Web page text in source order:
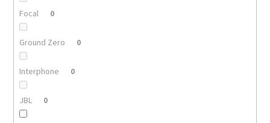
Focal 0
Ground Zero 0
Interphone 0
JBL 0